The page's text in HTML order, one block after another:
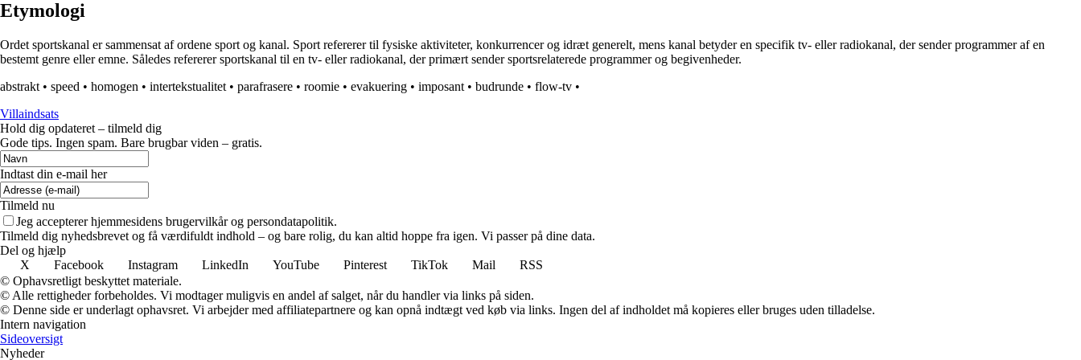
Etymologi
Ordet sportskanal er sammensat af ordene sport og kanal. Sport refererer til fysiske aktiviteter, konkurrencer og idræt generelt, mens kanal betyder en specifik tv- eller radiokanal, der sender programmer af en
bestemt genre eller emne. Således refererer sportskanal til en tv- eller radiokanal, der primært sender sportsrelaterede programmer og begivenheder.
abstrakt • speed • homogen • intertekstualitet • parafrasere • roomie • evakuering • imposant • budrunde • flow-tv •
Villaindsats
Hold dig opdateret – tilmeld dig
Gode tips. Ingen spam. Bare brugbar viden – gratis.
Indtast din e-mail her
Tilmeld nu
Jeg accepterer hjemmesidens brugervilkår og persondatapolitik.
Tilmeld dig nyhedsbrevet og få værdifuldt indhold – og bare rolig, du kan altid hoppe fra igen. Vi passer på dine data.
Del og hjælp
X
Facebook Instagram LinkedIn YouTube Pinterest TikTok Mail
RSS
© Ophavsretligt beskyttet materiale.
© Alle rettigheder forbeholdes. Vi modtager muligvis en andel af salget, når du handler via links på siden.
© Denne side er underlagt ophavsret. Vi arbejder med affiliatepartnere og kan opnå indtægt ved køb via links. Ingen del af indholdet må kopieres eller bruges uden tilladelse.
Intern navigation
Sideoversigt
Nyheder